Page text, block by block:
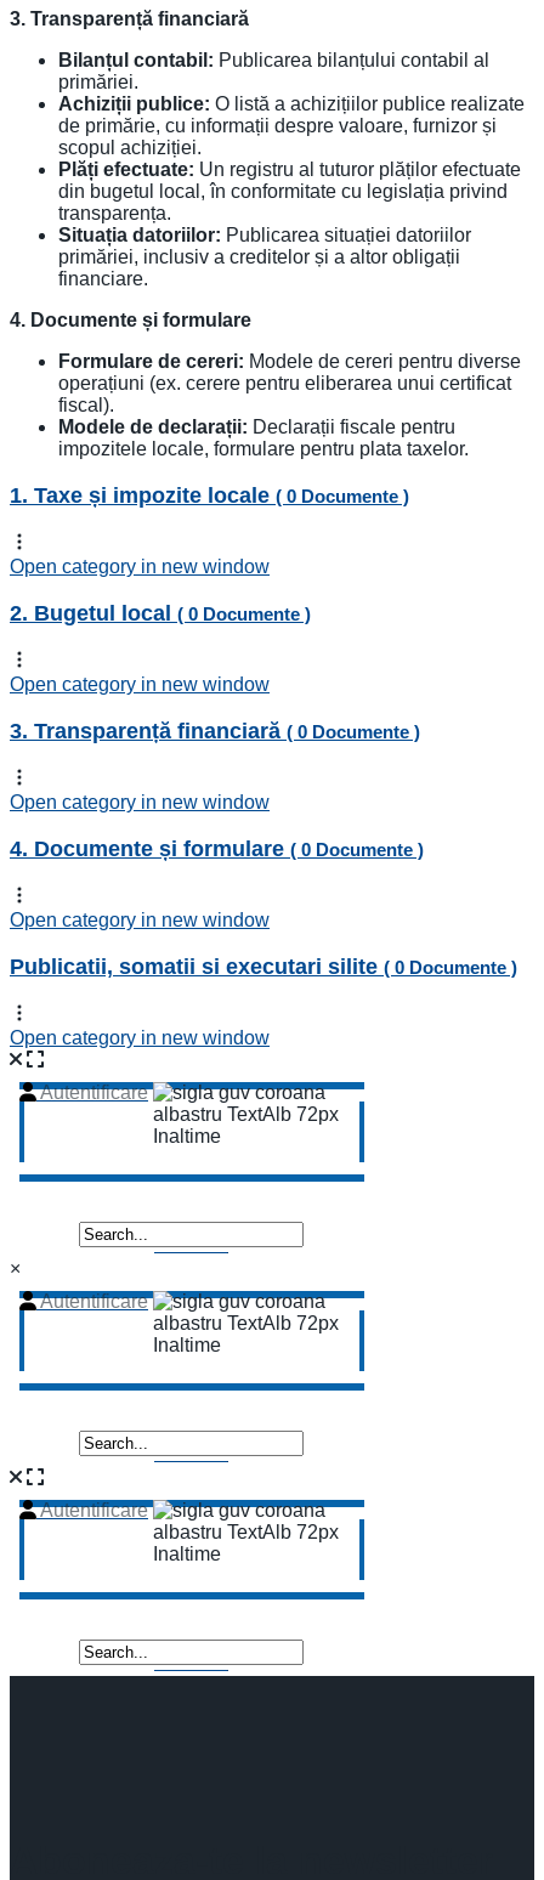
3. Transparență financiară
Bilanțul contabil: Publicarea bilanțului contabil al
primăriei.
Achiziții publice: O listă a achizițiilor publice realizate
de primărie, cu informații despre valoare, furnizor și
scopul achiziției.
Plăți efectuate: Un registru al tuturor plăților efectuate
din bugetul local, în conformitate cu legislația privind
transparența.
Situația datoriilor: Publicarea situației datoriilor
primăriei, inclusiv a creditelor și a altor obligații
financiare.
4. Documente și formulare
Formulare de cereri: Modele de cereri pentru diverse
operațiuni (ex. cerere pentru eliberarea unui certificat
fiscal).
Modele de declarații: Declarații fiscale pentru
impozitele locale, formulare pentru plata taxelor.
1. Taxe și impozite locale ( 0 Documente )
Open category in new window
2. Bugetul local ( 0 Documente )
Open category in new window
3. Transparență financiară ( 0 Documente )
Open category in new window
4. Documente și formulare ( 0 Documente )
Open category in new window
Publicatii, somatii si executari silite ( 0 Documente )
Open category in new window
×